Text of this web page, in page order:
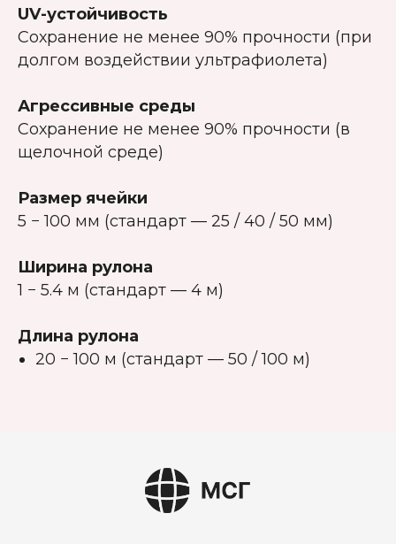
UV-устойчивость
Сохранение не менее 90% прочности (при
долгом воздействии ультрафиолета)
Агрессивные среды
Сохранение не менее 90% прочности (в
щелочной среде)
Размер ячейки
5 − 100 мм (стандарт — 25 / 40 / 50 мм)
Ширина рулона
1 − 5.4 м (стандарт — 4 м)
Длина рулона
20 − 100 м (стандарт — 50 / 100 м)